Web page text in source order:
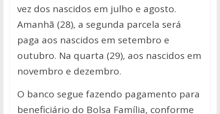
vez dos nascidos em julho e agosto.
Amanhã (28), a segunda parcela será
paga aos nascidos em setembro e
outubro. Na quarta (29), aos nascidos em
novembro e dezembro.
O banco segue fazendo pagamento para
beneficiário do Bolsa Família, conforme